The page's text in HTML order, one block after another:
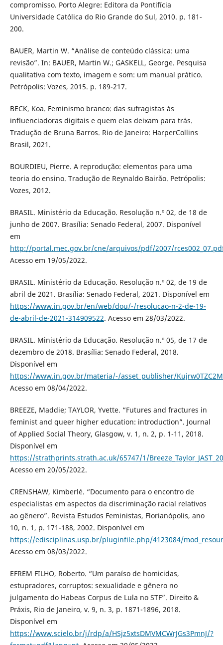
compromisso. Porto Alegre: Editora da Pontifícia
Universidade Católica do Rio Grande do Sul, 2010. p. 181-
200.
BAUER, Martin W. “Análise de conteúdo clássica: uma
revisão”. In: BAUER, Martin W.; GASKELL, George. Pesquisa
qualitativa com texto, imagem e som: um manual prático.
Petrópolis: Vozes, 2015. p. 189-217.
BECK, Koa. Feminismo branco: das sufragistas às
influenciadoras digitais e quem elas deixam para trás.
Tradução de Bruna Barros. Rio de Janeiro: HarperCollins
Brasil, 2021.
BOURDIEU, Pierre. A reprodução: elementos para uma
teoria do ensino. Tradução de Reynaldo Bairão. Petrópolis:
Vozes, 2012.
BRASIL. Ministério da Educação. Resolução n.º 02, de 18 de
junho de 2007. Brasília: Senado Federal, 2007. Disponível
em
http://portal.mec.gov.br/cne/arquivos/pdf/2007/
Acesso em 19/05/2022.
BRASIL. Ministério da Educação. Resolução n.º 02, de 19 de
abril de 2021. Brasília: Senado Federal, 2021. Disponível em
https://www.in.gov.br/en/web/dou/-/resolucao-n-2-de-19-
de-abril-de-2021-314909522. Acesso em 28/03/2022.
BRASIL. Ministério da Educação. Resolução n.º 05, de 17 de
dezembro de 2018. Brasília: Senado Federal, 2018.
Disponível em
https://www.in.gov.br/materia/-/asset_publisher/
Acesso em 08/04/2022.
BREEZE, Maddie; TAYLOR, Yvette. “Futures and fractures in
feminist and queer higher education: introduction”. Journal
of Applied Social Theory, Glasgow, v. 1, n. 2, p. 1-11, 2018.
Disponível em
https://strathprints.strath.ac.uk/65747/1/
Acesso em 20/05/2022.
CRENSHAW, Kimberlé. “Documento para o encontro de
especialistas em aspectos da discriminação racial relativos
ao gênero”. Revista Estudos Feministas, Florianópolis, ano
10, n. 1, p. 171-188, 2002. Disponível em
https://edisciplinas.usp.br/pluginfile.php/4123084/
Acesso em 08/03/2022.
EFREM FILHO, Roberto. “Um paraíso de homicidas,
estupradores, corruptos: sexualidade e gênero no
julgamento do Habeas Corpus de Lula no STF”. Direito &
Práxis, Rio de Janeiro, v. 9, n. 3, p. 1871-1896, 2018.
Disponível em
https://www.scielo.br/j/rdp/a/HSjz5xtsDMVMCWrJGs3PmnJ/?